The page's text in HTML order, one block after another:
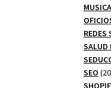
MUSICA
REDES
SALUD
SEO 20